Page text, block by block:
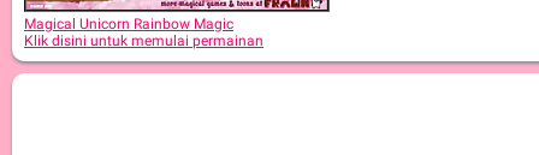
Magical Unicorn Rainbow Magic
Klik disini untuk memulai permainan